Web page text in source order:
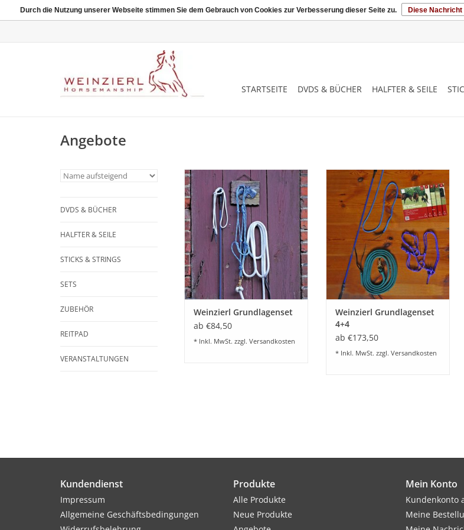
STARTSEITE DVDS & BÜCHER HALFTER & SEILE
Angebote
DVDS & BÜCHER
HALFTER & SEILE
STICKS & STRINGS
SETS
ZUBEHÖR
REITPAD
VERANSTALTUNGEN
Set mit Knotenhafter, Fühseil,
Weinzierl-Stick und String
Weinzierl Grundlagenset
ab €84,50
* Inkl. MwSt. zzgl. Versandkosten
Set mit 4erDVD, Knotenhafter,
Führseil, Stick und String
Weinzierl Grundlagenset
4+4
ab €173,50
* Inkl. MwSt. zzgl. Versandkosten
Kundendienst
Impressum
Allgemeine Geschäftsbedingungen
Produkte
Alle Produkte
Neue Produkte
Mein Konto
Kundenkonto
Meine
Durch die Nutzung unserer Webseite stimmen Sie dem Gebrauch von Cookies zur Verbesserung dieser Seite zu. Diese